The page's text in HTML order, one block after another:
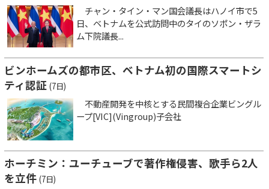
チャン・タイン・マン国会議長はハノイ市で5
日、ベトナムを公式訪問中のタイのソポン・ザラ
ム下院議長...
ビンホームズの都市区、ベトナム初の国際スマートシ
ティ認証 (7日)
不動産開発を中核とする民間複合企業ビングル
ープ[VIC](Vingroup)子会社
ホーチミン：ユーチューブで著作権侵害、歌手ら2人
を立件 (7日)